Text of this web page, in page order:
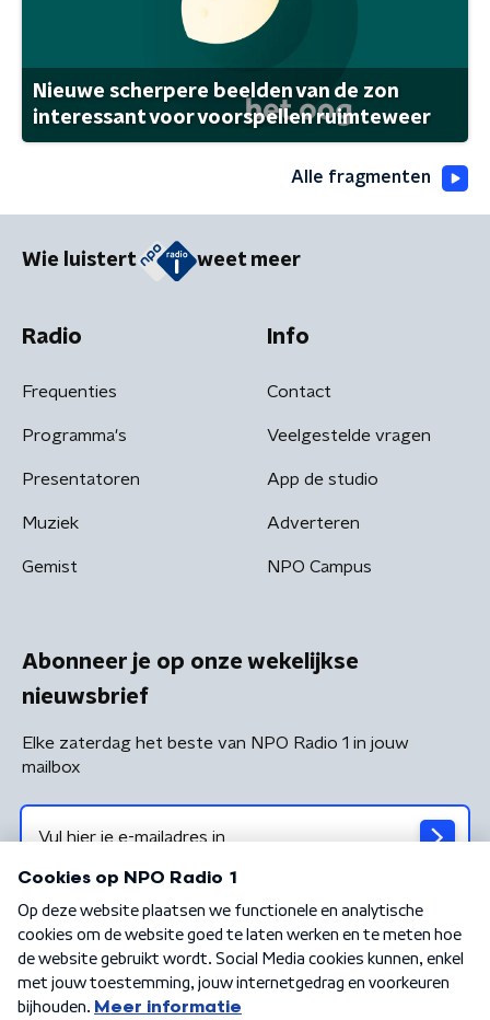
Nieuwe scherpere beelden van de zon
interessant voor voorspellen ruimteweer
Alle fragmenten
Wie luistert weet meer
Radio
Frequenties
Programma's
Presentatoren
Muziek
Gemist
Info
Contact
Veelgestelde vragen
App de studio
Adverteren
NPO Campus
Abonneer je op onze wekelijkse
nieuwsbrief
Elke zaterdag het beste van NPO Radio 1 in jouw
mailbox
Algemene voorwaarden